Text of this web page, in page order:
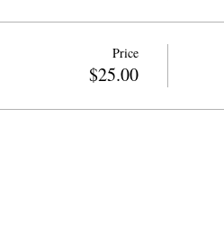
Price
$25.00